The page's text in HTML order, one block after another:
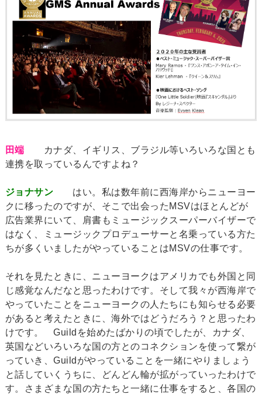
田端 カナダ、イギリス、ブラジル等いろいろな国とも
連携を取っているんですよね？
ジョナサン はい。私は数年前に西海岸からニューヨー
クに移ったのですが、そこで出会ったMSVはほとんどが
広告業界にいて、肩書もミュージックスーパーバイザーで
はなく、ミュージックプロデューサーと名乗っている方た
ちが多くいましたがやっていることはMSVの仕事です。
それを見たときに、ニューヨークはアメリカでも外国と同
じ感覚なんだなと思ったわけです。そして我々が西海岸で
やっていたことをニューヨークの人たちにも知らせる必要
があると考えたときに、海外ではどうだろう？と思ったわ
けです。 Guildを始めたばかりの頃でしたが、カナダ、
英国などいろいろな国の方とのコネクションを使って繋が
っていき、Guildがやっていることを一緒にやりましょう
と話していくうちに、どんどん輪が拡がっていったわけで
す。さまざまな国の方たちと一緒に仕事をすると、各国の